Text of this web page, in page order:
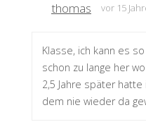
thomas vor 15
Klasse, ich kann es
schon zu lange her
2,5 Jahre später
dem nie wieder da